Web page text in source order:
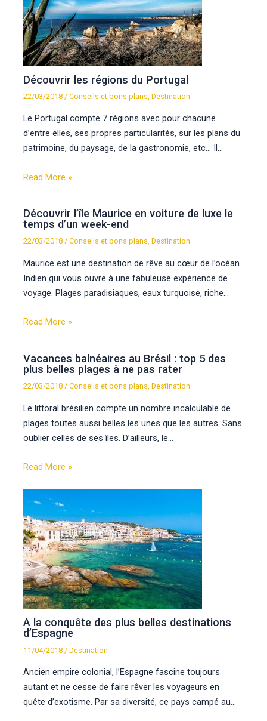
Découvrir les régions du Portugal
22/03/2018 /Conseils et bons plans ,Destination
Le Portugal compte 7 régions avec pour chacune
d’entre elles, ses propres particularités, sur les plans du
patrimoine, du paysage, de la gastronomie, etc… Il…
Read More »
Découvrir l’île Maurice en voiture de luxe le
temps d’un week-end
22/03/2018/Conseils et bons plans,Destination
Maurice est une destination de rêve au cœur de l’océan
Indien qui vous ouvre à une fabuleuse expérience de
voyage. Plages paradisiaques, eaux turquoise, riche…
Read More »
Vacances balnéaires au Brésil : top 5 des
plus belles plages à ne pas rater
22/03/2018 /Conseils et bons plans ,Destination
Le littoral brésilien compte un nombre incalculable de
plages toutes aussi belles les unes que les autres. Sans
oublier celles de ses îles. D’ailleurs, le…
Read More »
A la conquête des plus belles destinations
d’Espagne
11/04/2018 /Destination
Ancien empire colonial, l’Espagne fascine toujours
autant et ne cesse de faire rêver les voyageurs en
quête d’exotisme. Par sa diversité, ce pays campé au…